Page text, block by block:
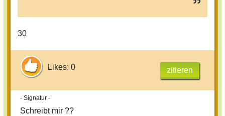
30
Likes: 0 zitieren
- Signatur -
Schreibt mir ??